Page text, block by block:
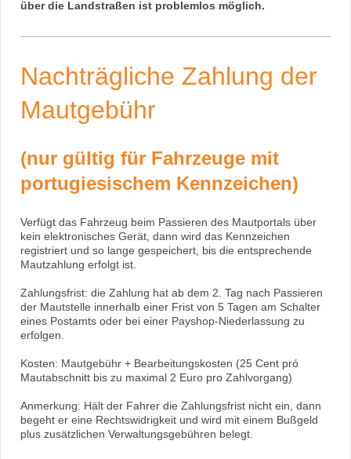
über die Landstraßen ist problemlos möglich.
Nachträgliche Zahlung der
Mautgebühr
(nur gültig für Fahrzeuge mit
portugiesischem Kennzeichen)
Verfügt das Fahrzeug beim Passieren des Mautportals über
kein elektronisches Gerät, dann wird das Kennzeichen
registriert und so lange gespeichert, bis die entsprechende
Mautzahlung erfolgt ist.
Zahlungsfrist: die Zahlung hat ab dem 2. Tag nach Passieren
der Mautstelle innerhalb einer Frist von 5 Tagen am Schalter
eines Postamts oder bei einer Payshop-Niederlassung zu
erfolgen.
Kosten: Mautgebühr + Bearbeitungskosten (25 Cent pró
Mautabschnitt bis zu maximal 2 Euro pro Zahlvorgang)
Anmerkung: Hält der Fahrer die Zahlungsfrist nicht ein, dann
begeht er eine Rechtswidrigkeit und wird mit einem Bußgeld
plus zusätzlichen Verwaltungsgebühren belegt.